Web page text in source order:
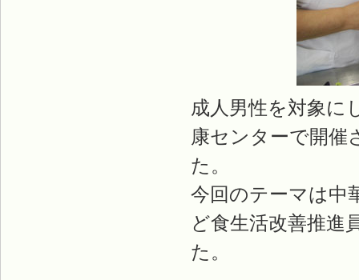
成人男性を対象に
康センターで開催
た。
今回のテーマは中
ど食生活改善推進
た。